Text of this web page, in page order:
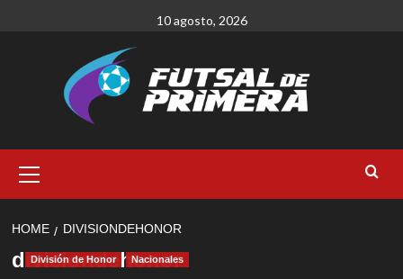
10 agosto, 2026
Menu
HOME DIVISIONDEHONOR
divisiondehonor
División de Honor Nacionales